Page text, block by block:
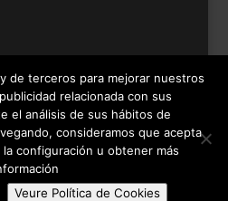
Política de Cookies
porempiezapori
de terceros para mejorar nuestros
relacionada con sus
el análisis de sus hábitos de
consideramos que acepta
configuración u obtener más
Veure Política de Cookies